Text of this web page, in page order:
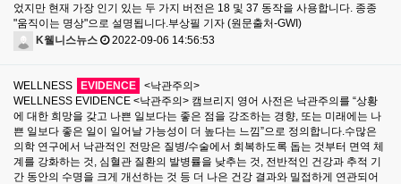
었지만 현재 가장 인기 있는 두 가지 버전은 18 및 37 동작을 사용합니다. 종종
"움직이는 명상"으로 설명됩니다.부상필 기자 (원문출처-GWI)
K웰니스뉴스
2022-09-06 14:56:53
WELLNESS EVIDENCE
<낙관주의>
WELLNESS EVIDENCE <낙관주의> 캠브리지 영어 사전은 낙관주의를 “상황
에 대한 희망을 갖고 나쁜 일보다는 좋은 점을 강조하는 경향, 또는 미래에는 나
쁜 일보다 좋은 일이 일어날 가능성이 더 높다는 느낌”으로 정의합니다.수많은
의학 연구에서 낙관적인 전망은 질병/수술에서 회복하도록 돕는 것부터 면역 체
계를 강화하는 것, 심혈관 질환의 발병률을 낮추는 것, 전반적인 건강과 추적 기
간 동안의 수명을 크게 개선하는 것 등 더 나은 건강 결과와 밀접하게 연관되어